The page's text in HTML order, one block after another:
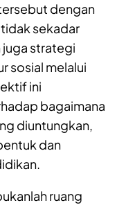
dengan
sekadar
juga strategi
sosial melalui
ini
bagaimana
diuntungkan,
dan
ruang